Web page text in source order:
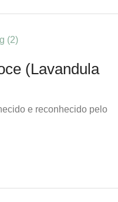
(Lavandula
e reconhecido pelo